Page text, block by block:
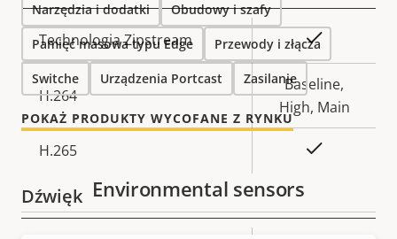
Opis
nieruchomości
Wartość
nieruchomości
Technologia Zipstream
H.264
Baseline,
High, Main
H.265
Dźwięk
Narzędzia i dodatki Obudowy i szafy
Pamięć masowa typu Edge Przewody i złącza
Switche Urządzenia Portcast Zasilanie
POKAŻ PRODUKTY WYCOFANE Z RYNKU
Environmental sensors